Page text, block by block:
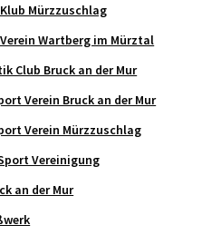
Mürzzuschlag
Wartberg im Mürztal
Club Bruck an der Mur
Verein Bruck an der Mur
Verein Mürzzuschlag
Vereinigung
an der Mur